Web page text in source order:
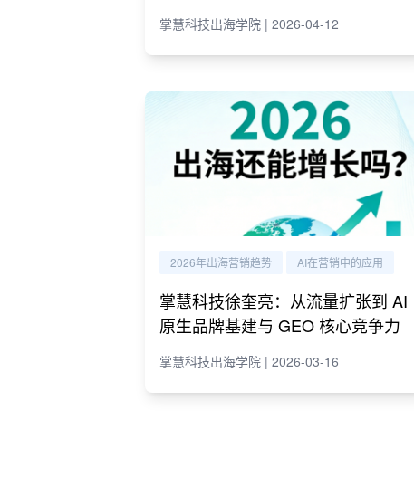
掌慧科技出海学院 | 2026-04-12
2026年出海营销趋势 AI在营销中的应用
掌慧科技徐奎亮：从流量扩张到 AI
原生品牌基建与 GEO 核心竞争力
掌慧科技出海学院 | 2026-03-16